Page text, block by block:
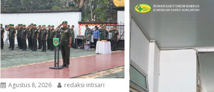
Agustus 8, 2026
redaksi intisari